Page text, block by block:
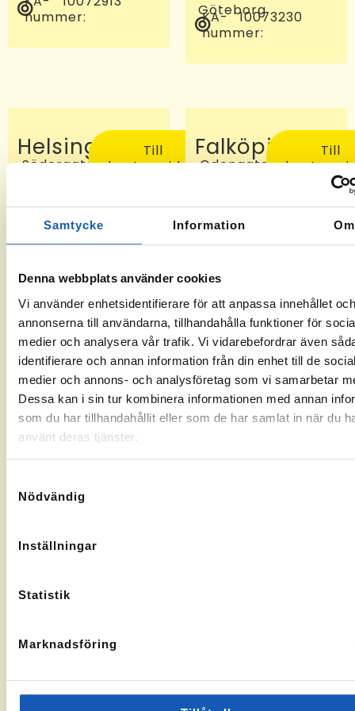
Samtycke Information Om
Denna webbplats använder cookies
Vi använder enhetsidentifierare för att anpassa innehållet och
annonserna till användarna, tillhandahålla funktioner för
medier och analysera vår trafik. Vi vidarebefordrar även
identifierare och annan information från din enhet till de
medier och annons- och analysföretag som vi samarbetar
Dessa kan i sin tur kombinera informationen med annan
som du har tillhandahållit eller som de har samlat in när du
använt deras tjänster.
Nödvändig
Inställningar
Statistik
Marknadsföring
nummer:
Göteborg
KA-
nummer:
10073230
Helsingborg
Södergatan
KA-
nummer:
-6
Till
kontorssidan
Falköping
Odengatan
Falköping
KA-
nummer:
10072810
Till
Sveg
Gränsgatan
17, 842
32 Sveg
KA-
nummer:
10069283
Till
kontorssidan
Tomelilla
Nybogatan
2B, 273
30
Tomelilla
KA-
10073436
Åtvidaberg
Åtvidaberg